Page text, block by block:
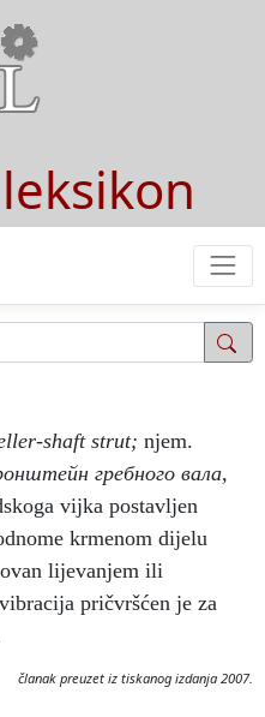
shaft strut; njem.
гребного вала,
vijka postavljen
krmenom dijelu
lijevanjem ili
pričvršćen je za
članak preuzet iz tiskanog izdanja 2007.